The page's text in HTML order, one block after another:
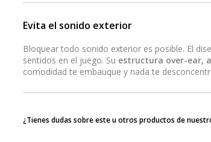
Evita el sonido exterior
Bloquear todo sonido exterior es posible. El
sentidos en el juego. Su estructura over-ear,
comodidad te embauque y nada te
¿Tienes dudas sobre este u otros productos de